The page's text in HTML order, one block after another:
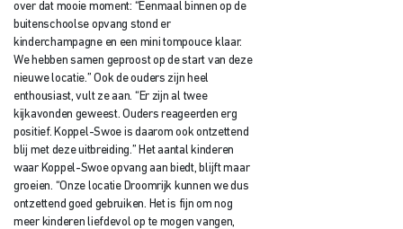
over dat mooie moment: “Eenmaal binnen op de
buitenschoolse opvang stond er
kinderchampagne en een mini tompouce klaar.
We hebben samen geproost op de start van deze
nieuwe locatie.” Ook de ouders zijn heel
enthousiast, vult ze aan. “Er zijn al twee
kijkavonden geweest. Ouders reageerden erg
positief. Koppel-Swoe is daarom ook ontzettend
blij met deze uitbreiding.” Het aantal kinderen
waar Koppel-Swoe opvang aan biedt, blijft maar
groeien. “Onze locatie Droomrijk kunnen we dus
ontzettend goed gebruiken. Het is fijn om nog
meer kinderen liefdevol op te mogen vangen,